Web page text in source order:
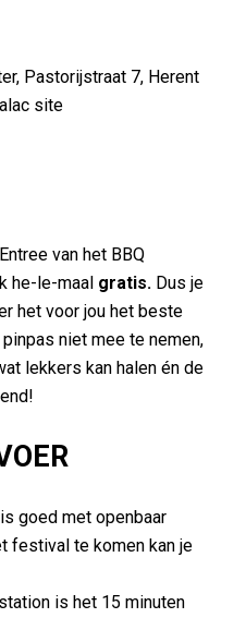
Pastorijstraat 7, Herent
site
van het BBQ
he-le-maal gratis. Dus je
het voor jou het beste
niet mee te nemen,
lekkers kan halen én de
goed met openbaar
festival te komen kan je
is het 15 minuten